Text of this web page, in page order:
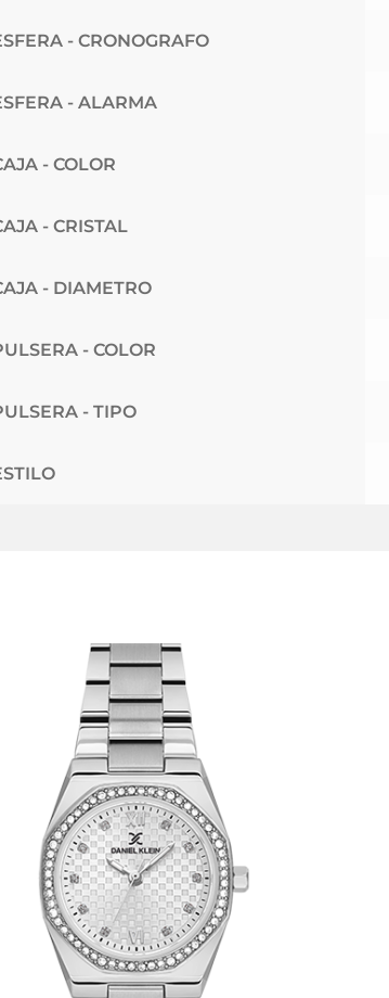
- CRONOGRAFO
- ALARMA
- COLOR
- CRISTAL
- DIAMETRO
- COLOR
- TIPO